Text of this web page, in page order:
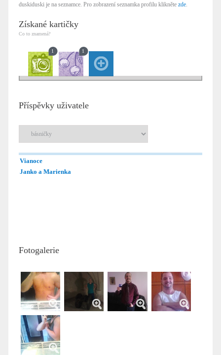
duskiduski je na seznamce. Pro zobrazení seznamka profilu klikněte zde.
Získané kartičky
Co to znamená?
1 1
Příspěvky uživatele
Vianoce
Janko a Marienka
Fotogalerie